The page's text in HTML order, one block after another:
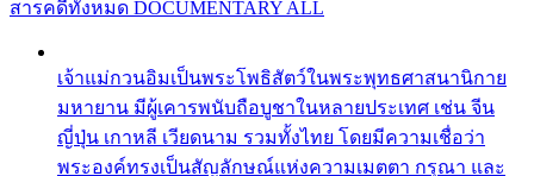
สารคดีทั้งหมด DOCUMENTARY ALL
เจ้าแม่กวนอิมเป็นพระโพธิสัตว์ในพระพุทธศาสนานิกาย
มหายาน มีผู้เคารพนับถือบูชาในหลายประเทศ เช่น จีน
ญี่ปุ่น เกาหลี เวียดนาม รวมทั้งไทย โดยมีความเชื่อว่า
พระองค์ทรงเป็นสัญลักษณ์แห่งความเมตตา กรุณา และ